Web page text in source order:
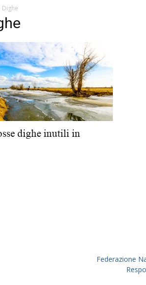
Dighe
dighe inutili in
Federazione